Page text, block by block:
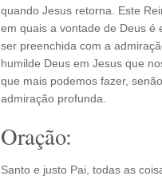
quando Jesus retorna. Este
em quais a vontade de Deus é
ser preenchida com a
humilde Deus em Jesus que
que mais podemos fazer,
admiração profunda.
Oração:
Santo e justo Pai, todas as